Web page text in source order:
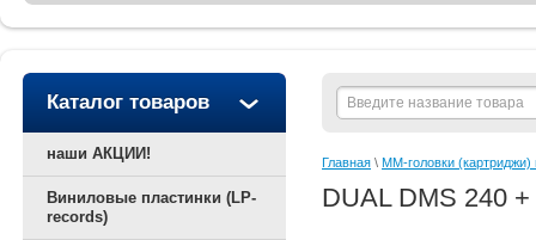
Каталог товаров
наши АКЦИИ!
Виниловые пластинки (LP-
records)
Главная \ ММ-головки
DUAL DMS 240